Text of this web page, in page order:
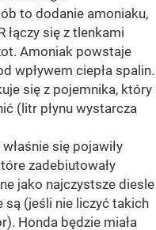
to dodanie amoniaku,
łączy się z tlenkami
Amoniak powstaje
wpływem ciepła spalin.
się z pojemnika, który
(litr płynu wystarcza
się pojawiły
zadebiutowały
jako najczystsze diesle
są (jeśli nie liczyć takich
Honda będzie miała